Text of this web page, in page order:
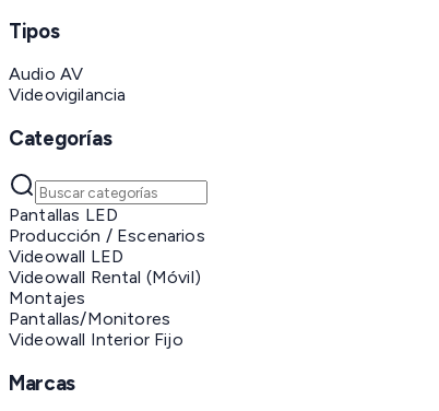
Tipos
Audio AV
Videovigilancia
Categorías
Pantallas LED
Producción / Escenarios
Videowall LED
Videowall Rental (Móvil)
Montajes
Pantallas/Monitores
Videowall Interior Fijo
Marcas